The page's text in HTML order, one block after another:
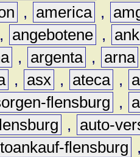
, america ,
, angebotene ,
, argenta , arna
, asx , ateca ,
flensburg ,
,
auto-
flensburg